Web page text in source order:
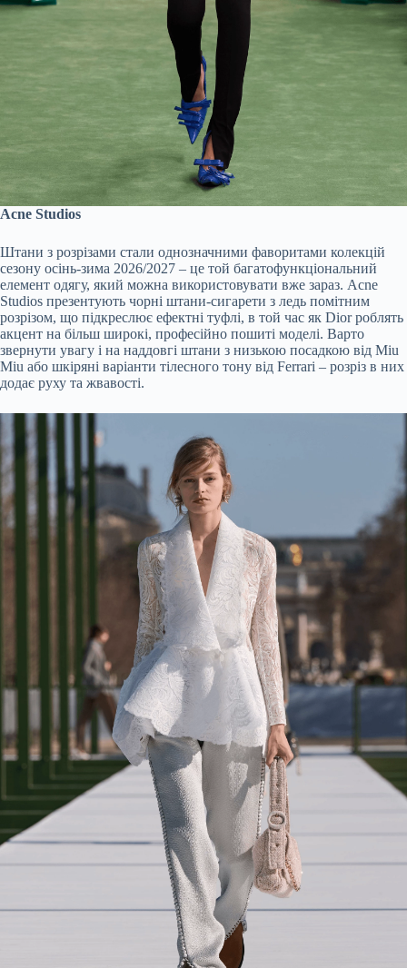
Acne Studios
Штани з розрізами стали однозначними фаворитами колекцій
сезону осінь-зима 2026/2027 – це той багатофункціональний
елемент одягу, який можна використовувати вже зараз. Acne
Studios презентують чорні штани-сигарети з ледь помітним
розрізом, що підкреслює ефектні туфлі, в той час як Dior роблять
акцент на більш широкі, професійно пошиті моделі. Варто
звернути увагу і на наддовгі штани з низькою посадкою від Miu
Miu або шкіряні варіанти тілесного тону від Ferrari – розріз в них
додає руху та жвавості.